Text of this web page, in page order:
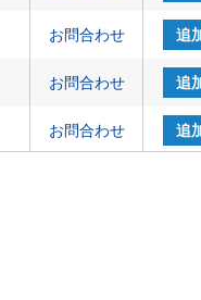
お問合わせ 追
お問合わせ 追
お問合わせ 追